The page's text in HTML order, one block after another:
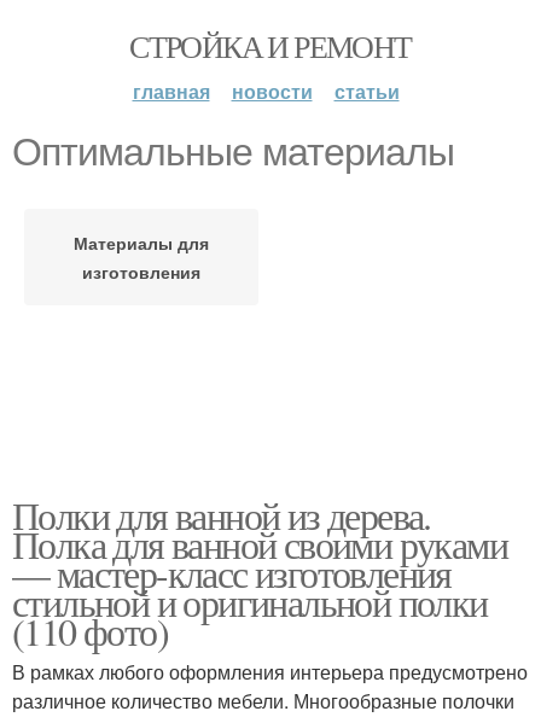
СТРОЙКА И РЕМОНТ
главная новости статьи
Оптимальные материалы
Материалы для
изготовления
Полки для ванной из дерева.
Полка для ванной своими руками
— мастер-класс изготовления
стильной и оригинальной полки
(110 фото)
В рамках любого оформления интерьера предусмотрено
различное количество мебели. Многообразные полочки